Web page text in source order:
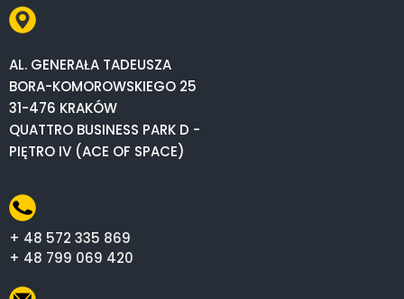
AL. GENERAŁA TADEUSZA
BORA-KOMOROWSKIEGO 25
31-476 KRAKÓW
QUATTRO BUSINESS PARK D -
PIĘTRO IV (ACE OF SPACE)
+ 48 572 335 869
+ 48 799 069 420